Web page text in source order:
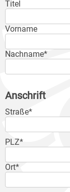
Titel
Vorname
Nachname*
Anschrift
Straße*
PLZ*
Ort*